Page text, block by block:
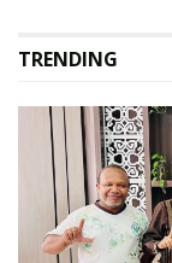
TRENDING